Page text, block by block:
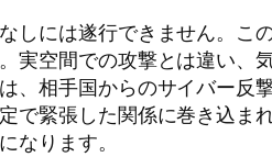
しには遂行できません。こ
実空間での攻撃とは違い、
、相手国からのサイバー反
で緊張した関係に巻き込ま
なります。